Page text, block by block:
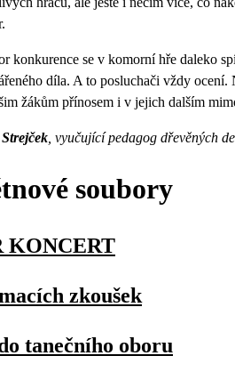
konkurence se v komorní hře daleko
díla. A to posluchači vždy ocení.
žákům přínosem i v jejich dalším
, vyučující pedagog dřevěných
soubory
KONCERT
zkoušek
tanečního oboru